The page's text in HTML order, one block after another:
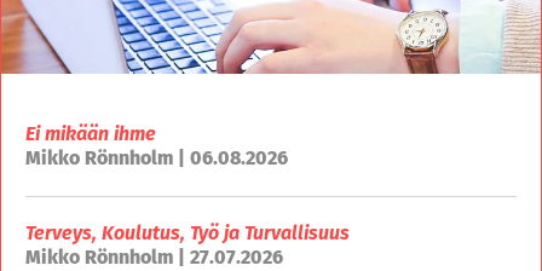
Ei mikään ihme
Mikko Rönnholm | 06.08.2026
Terveys, Koulutus, Työ ja Turvallisuus
Mikko Rönnholm | 27.07.2026